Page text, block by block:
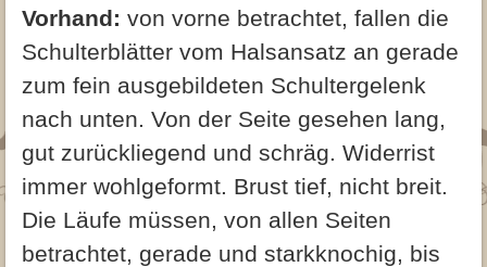
Vorhand: von vorne betrachtet, fallen die
Schulterblätter vom Halsansatz an gerade
zum fein ausgebildeten Schultergelenk
nach unten. Von der Seite gesehen lang,
gut zurückliegend und schräg. Widerrist
immer wohlgeformt. Brust tief, nicht breit.
Die Läufe müssen, von allen Seiten
betrachtet, gerade und starkknochig, bis